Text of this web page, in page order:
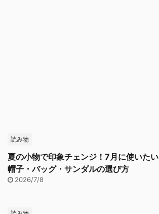
読み物
夏の小物で印象チェンジ！7月に使いたい
帽子・バッグ・サンダルの選び方
2026/7/8